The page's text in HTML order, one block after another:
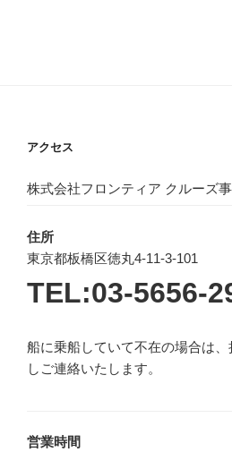
アクセス
株式会社フロンティア クルーズ
住所
東京都板橋区徳丸4-11-3-101
TEL:03-5656-
船に乗船していて不在の場合は
しご連絡いたします。
営業時間